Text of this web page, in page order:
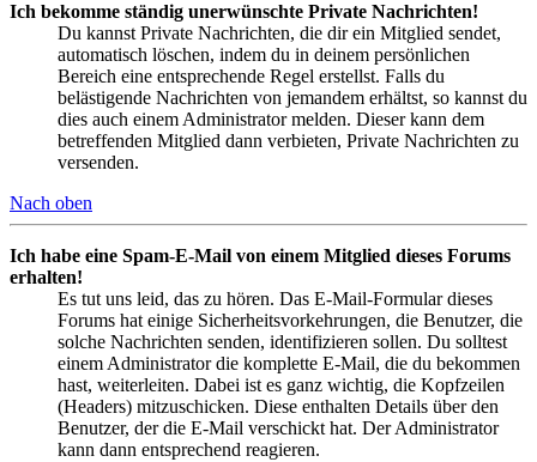
Ich bekomme ständig unerwünschte Private Nachrichten!
Du kannst Private Nachrichten, die dir ein Mitglied sendet,
automatisch löschen, indem du in deinem persönlichen
Bereich eine entsprechende Regel erstellst. Falls du
belästigende Nachrichten von jemandem erhältst, so kannst du
dies auch einem Administrator melden. Dieser kann dem
betreffenden Mitglied dann verbieten, Private Nachrichten zu
versenden.
Nach oben
Ich habe eine Spam-E-Mail von einem Mitglied dieses Forums
erhalten!
Es tut uns leid, das zu hören. Das E-Mail-Formular dieses
Forums hat einige Sicherheitsvorkehrungen, die Benutzer, die
solche Nachrichten senden, identifizieren sollen. Du solltest
einem Administrator die komplette E-Mail, die du bekommen
hast, weiterleiten. Dabei ist es ganz wichtig, die Kopfzeilen
(Headers) mitzuschicken. Diese enthalten Details über den
Benutzer, der die E-Mail verschickt hat. Der Administrator
kann dann entsprechend reagieren.